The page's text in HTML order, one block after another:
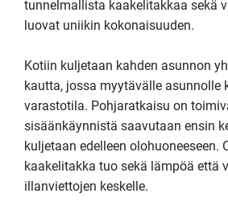
tunnelmallista kaakelitakkaa sekä
luovat uniikin kokonaisuuden.
Kotiin kuljetaan kahden asunnon
kautta, jossa myytävälle asunnolle
varastotila. Pohjaratkaisu on
sisäänkäynnistä saavutaan ensin
kuljetaan edelleen olohuoneeseen.
kaakelitakka tuo sekä lämpöä että
illanviettojen keskelle.